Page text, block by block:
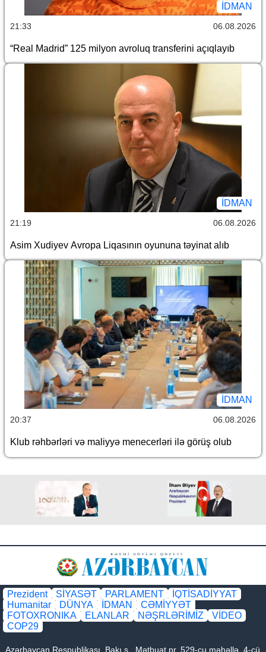
İDMAN
21:33 06.08.2026
“Real Madrid” 125 milyon avroluq transferini açıqlayıb
İDMAN
21:19 06.08.2026
Asim Xudiyev Avropa Liqasının oyununa təyinat alıb
İDMAN
20:37 06.08.2026
Klub rəhbərləri və maliyyə menecerləri ilə görüş olub
Prezident SİYASƏT PARLAMENT
İQTİSADİYYAT
Humanitar
DÜNYA İDMAN
CƏMİYYƏT
FOTOXRONIKA
ELANLAR NƏŞRLƏRİMİZ
VİDEO
COP29
Azərbaycan Respublikası, Bakı ş., Mətbuat pr. 529-cu məhəllə, 4-cü